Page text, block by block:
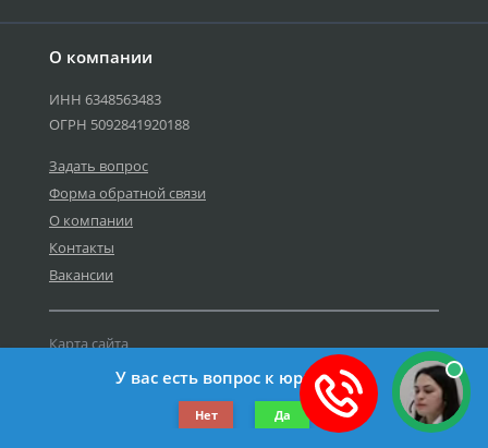
О компании
ИНН 6348563483
ОГРН 5092841920188
Задать вопрос
Форма обратной связи
О компании
Контакты
Вакансии
©2019-2026 Все права защищены.
Карта сайта
Политика персональных данных
У вас есть вопрос к юристу?
Нет Да